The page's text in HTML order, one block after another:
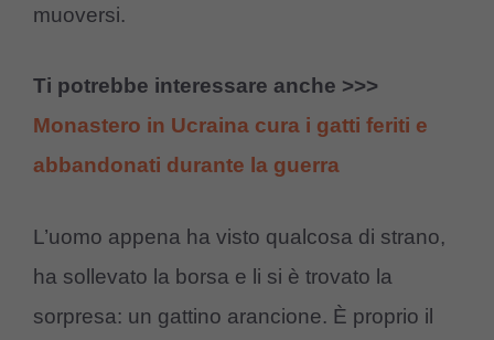
muoversi.
Ti potrebbe interessare anche >>>
Monastero in Ucraina cura i gatti feriti e
abbandonati durante la guerra
L’uomo appena ha visto qualcosa di strano,
ha sollevato la borsa e li si è trovato la
sorpresa: un gattino arancione. È proprio il